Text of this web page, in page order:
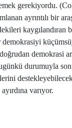
gerekiyordu.
ayrıntılı bir
kaygılandıran
demokrasiyi
demokrasi
durumuyla
varıyor.